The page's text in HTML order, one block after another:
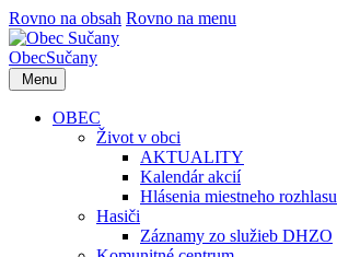
Rovno na obsah Rovno na menu
ObecSučany
Menu
OBEC
Život v obci
AKTUALITY
Kalendár akcií
Hlásenia miestneho rozhlasu
Hasiči
Záznamy zo služieb DHZO